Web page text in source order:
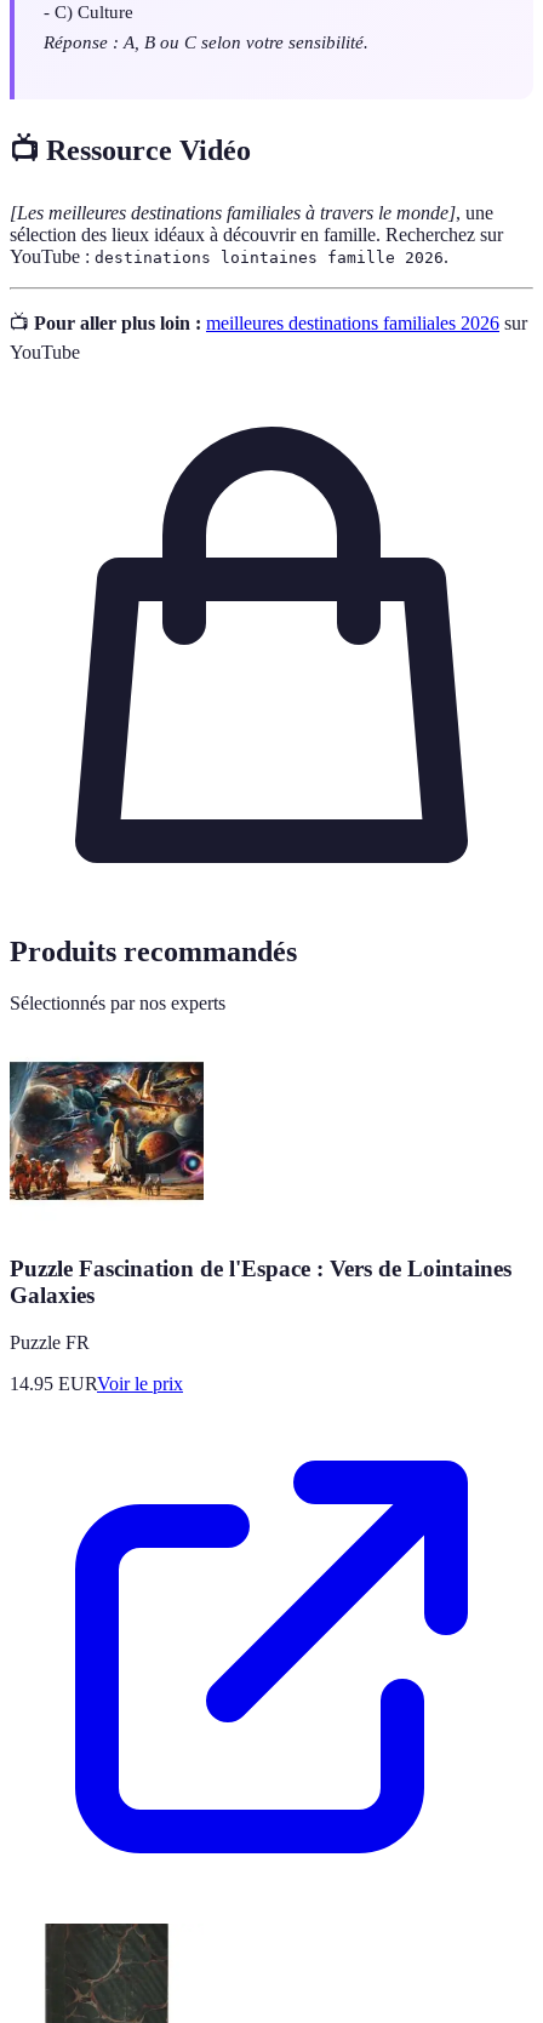
- C) Culture
Réponse : A, B ou C selon votre sensibilité.
📺 Ressource Vidéo
[Les meilleures destinations familiales à travers le monde], une
sélection des lieux idéaux à découvrir en famille. Recherchez sur
YouTube : destinations lointaines famille 2026.
📺 Pour aller plus loin : meilleures destinations familiales 2026 sur
YouTube
Produits recommandés
Sélectionnés par nos experts
Puzzle Fascination de l'Espace : Vers de Lointaines
Galaxies
Puzzle FR
14.95 EURVoir le prix